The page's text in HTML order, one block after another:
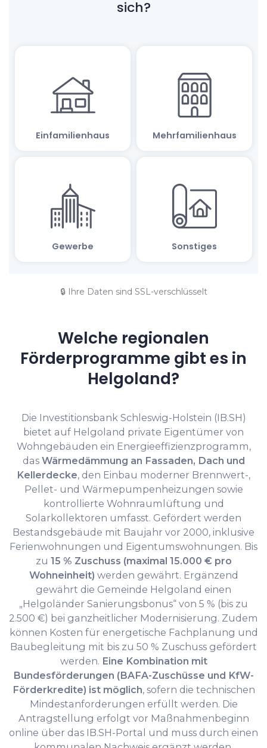
🔒 Ihre Daten sind SSL-verschlüsselt
Welche regionalen
Förderprogramme gibt es in
Helgoland?
Die Investitionsbank Schleswig-Holstein (IB.SH)
bietet auf Helgoland private Eigentümer von
Wohngebäuden ein Energieeffizienzprogramm,
das Wärmedämmung an Fassaden, Dach und
Kellerdecke, den Einbau moderner Brennwert-,
Pellet- und Wärmepumpenheizungen sowie
kontrollierte Wohnraumlüftung und
Solarkollektoren umfasst. Gefördert werden
Bestandsgebäude mit Baujahr vor 2000, inklusive
Ferienwohnungen und Eigentumswohnungen. Bis
zu 15 % Zuschuss (maximal 15.000 € pro
Wohneinheit) werden gewährt. Ergänzend
gewährt die Gemeinde Helgoland einen
„Helgoländer Sanierungsbonus“ von 5 % (bis zu
2.500 €) bei ganzheitlicher Modernisierung. Zudem
können Kosten für energetische Fachplanung und
Baubegleitung mit bis zu 50 % Zuschuss gefördert
werden. Eine Kombination mit
Bundesförderungen (BAFA-Zuschüsse und KfW-
Förderkredite) ist möglich, sofern die technischen
Mindestanforderungen erfüllt werden. Die
Antragstellung erfolgt vor Maßnahmenbeginn
online über das IB.SH-Portal und muss durch einen